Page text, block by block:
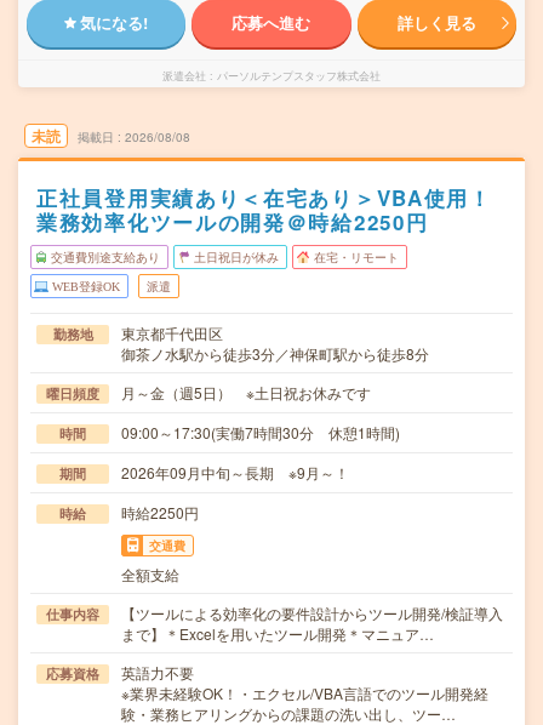
気になる! 応募へ進む 詳しく見る
派遣会社 パーソルテンプスタッフ株式会社
未読 掲載日 2026/08/08
正社員登用実績あり＜在宅あり＞VBA使用！
業務効率化ツールの開発＠時給2250円
交通費別途支給あり 土日祝日が休み 在宅・リモート
WEB登録OK 派遣
勤務地
東京都千代田区
御茶ノ水駅から徒歩3分／神保町駅から徒歩8分
曜日頻度 月～金（週5日） ※土日祝お休みです
時間 09:00～17:30(実働7時間30分 休憩1時間)
期間 2026年09月中旬～長期 ※9月～！
時給 時給2250円
交通費
全額支給
仕事内容
【ツールによる効率化の要件設計からツール開発/検証導入
まで】＊Excelを用いたツール開発＊マニュア…
応募資格
英語力不要
※業界未経験OK！・エクセル/VBA言語でのツール開発経
験・業務ヒアリングからの課題の洗い出し、ツー…